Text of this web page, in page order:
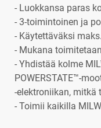
- Luokkansa paras
- 3-toimintoinen ja
- Käytettäväksi
- Mukana
- Yhdistää kolme
POWERSTATE™-
-elektroniikan, mitkä
- Toimii kaikilla